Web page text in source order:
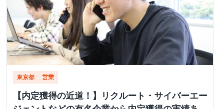
東京都 営業
【内定獲得の近道！】リクルート・サイバーエー